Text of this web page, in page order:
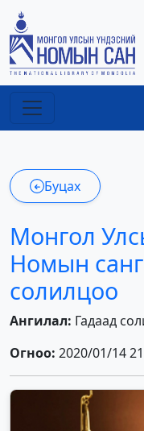
Буцах
Монгол
Номын
солилцоо
Ангилал: Гадаад
Огноо: 2020/01/14